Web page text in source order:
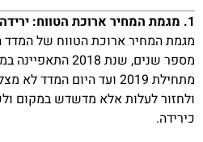
1. מגמת המחיר ארוכת הטווח: ירידה
מגמת המחיר ארוכת הטווח של המדד
מספר שנים, שנת
מתחילת 2019 ועד היום
ולחזור לעלות אלא מדשדש במקום
כירידה.